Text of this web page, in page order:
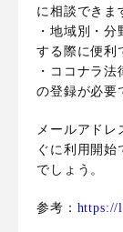
に相談できま
・地域別・
する際に便利
・ココナラ
の登録が必要
メールアドレ
ぐに利用開始
でしょう。
参考： https://